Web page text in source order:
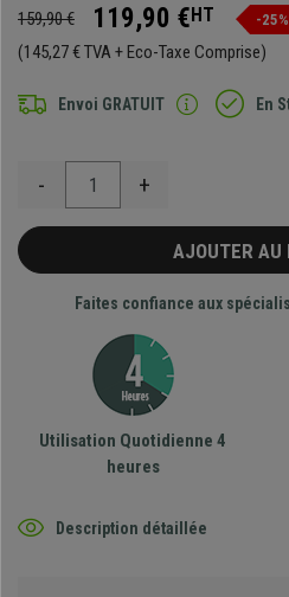
159,90 € 119,90 €HT -25%
(145,27 € TVA + Eco-Taxe Comprise)
Envoi GRATUIT En
- +
AJOUTER AU
Faites confiance aux
Utilisation Quotidienne 4
heures
Description détaillée